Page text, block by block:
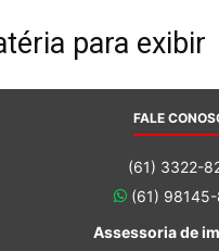
para exibir
FALE
(61) 3322-
(61)
Assessoria de